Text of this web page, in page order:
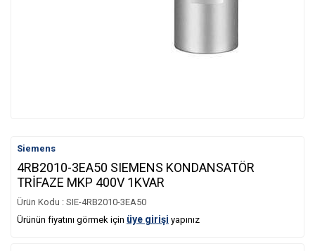
Siemens
4RB2010-3EA50 SIEMENS KONDANSATÖR
TRİFAZE MKP 400V 1KVAR
Ürün Kodu : SIE-4RB2010-3EA50
Ürünün fiyatını görmek için üye girişi yapınız